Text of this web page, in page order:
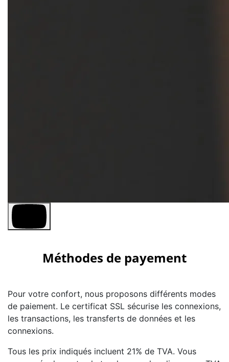
Méthodes de payement
Pour votre confort, nous proposons différents modes
de paiement. Le certificat SSL sécurise les connexions,
les transactions, les transferts de données et les
connexions.
Tous les prix indiqués incluent 21% de TVA. Vous